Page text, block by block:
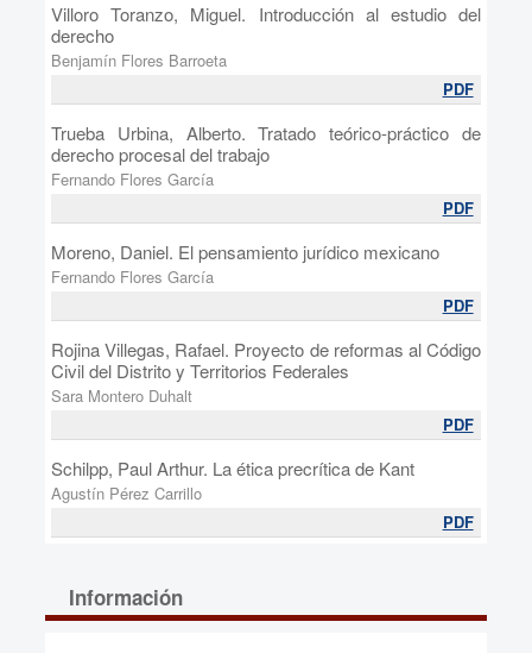
Villoro Toranzo, Miguel. Introducción al estudio del
derecho
Benjamín Flores Barroeta
PDF
Trueba Urbina, Alberto. Tratado teórico-práctico de
derecho procesal del trabajo
Fernando Flores García
PDF
Moreno, Daniel. El pensamiento jurídico mexicano
Fernando Flores García
PDF
Rojina Villegas, Rafael. Proyecto de reformas al Código
Civil del Distrito y Territorios Federales
Sara Montero Duhalt
PDF
Schilpp, Paul Arthur. La ética precrítica de Kant
Agustín Pérez Carrillo
PDF
Información